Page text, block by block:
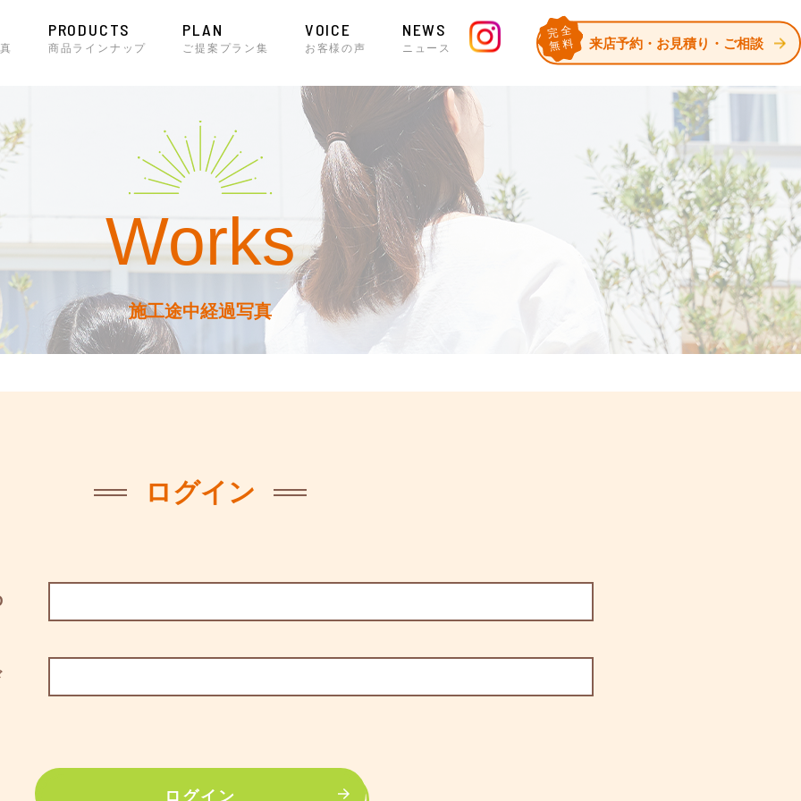
PRODUCTS
商品ラインナップ
PLAN
ご提案プラン集
VOICE
お客様の声
NEWS
ニュース
完全
無料 来店予約・お見積り・ご相談
Works
施工途中経過写真
ログイン
ログイン